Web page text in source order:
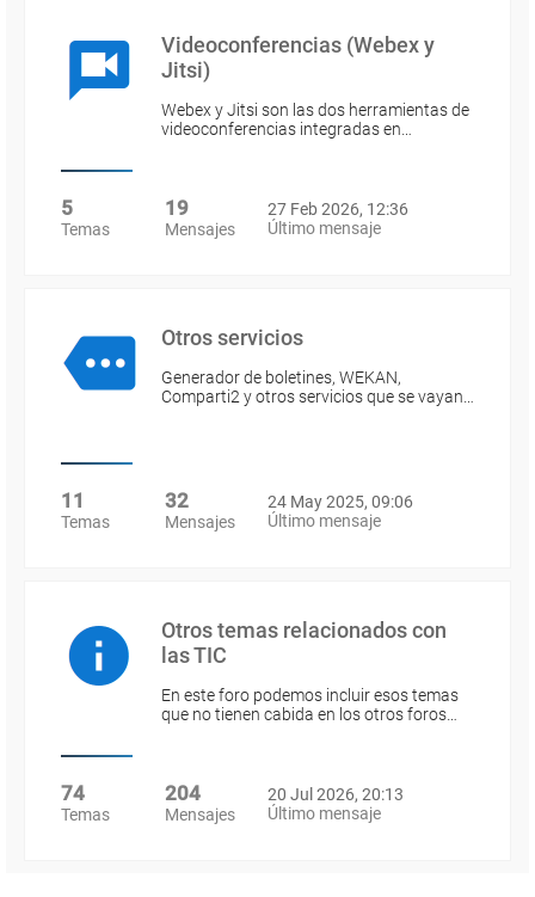
Videoconferencias (Webex y
Jitsi)
Webex y Jitsi son las dos herramientas de
videoconferencias integradas en…
5
Temas
19
Mensajes
27 Feb 2026, 12:36
Último mensaje
Otros servicios
Generador de boletines, WEKAN,
Comparti2 y otros servicios que se vayan…
11
Temas
32
Mensajes
24 May 2025, 09:06
Último mensaje
Otros temas relacionados con
las TIC
En este foro podemos incluir esos temas
que no tienen cabida en los otros foros…
74
Temas
204
Mensajes
20 Jul 2026, 20:13
Último mensaje